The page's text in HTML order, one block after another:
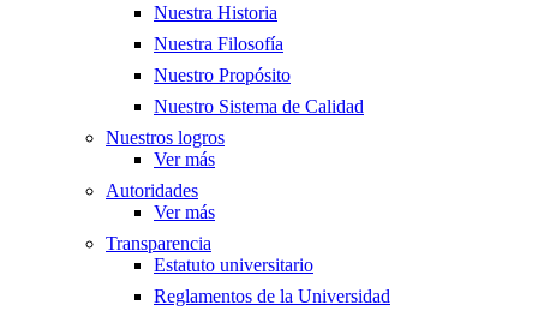
Nuestra Historia
Nuestra Filosofía
Nuestro Propósito
Nuestro Sistema de Calidad
Nuestros logros
Ver más
Autoridades
Ver más
Transparencia
Estatuto universitario
Reglamentos de la Universidad